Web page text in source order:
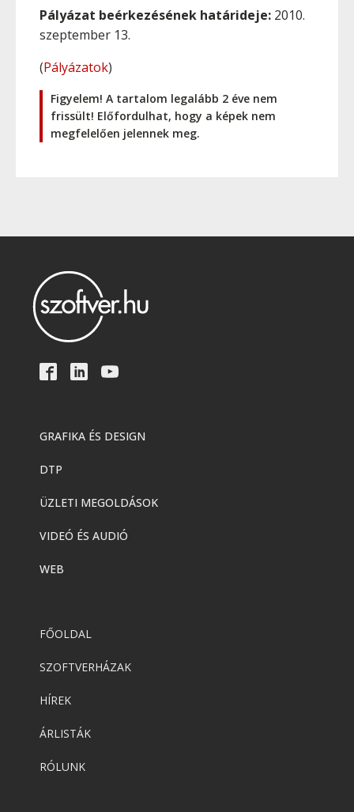
Pályázat beérkezésének határideje: 2010.
szeptember 13.
(Pályázatok)
Figyelem! A tartalom legalább 2 éve nem
frissült! Előfordulhat, hogy a képek nem
megfelelően jelennek meg.
GRAFIKA ÉS DESIGN
DTP
ÜZLETI MEGOLDÁSOK
VIDEÓ ÉS AUDIÓ
WEB
FŐOLDAL
SZOFTVERHÁZAK
HÍREK
ÁRLISTÁK
RÓLUNK